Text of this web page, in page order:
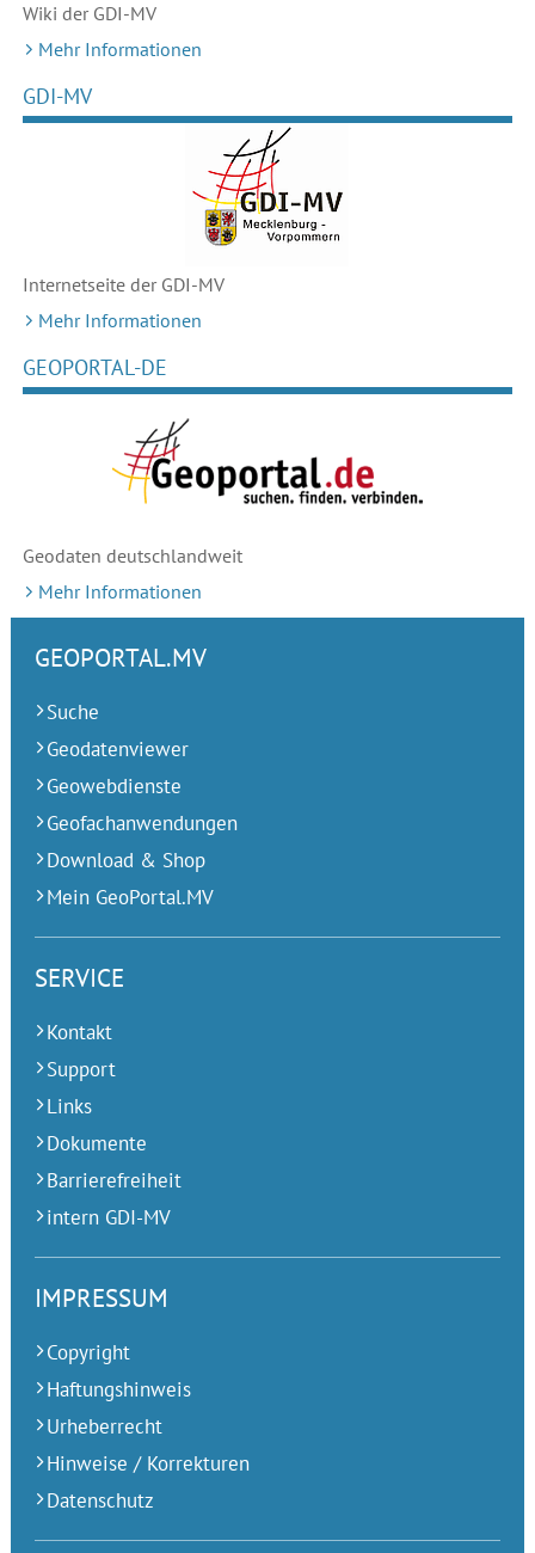
Wiki der GDI-MV
Mehr Informationen
GDI-MV
Internetseite der GDI-MV
Mehr Informationen
GEOPORTAL-DE
Geodaten deutschlandweit
Mehr Informationen
GEOPORTAL.MV
Suche
Geodatenviewer
Geowebdienste
Geofachanwendungen
Download & Shop
Mein GeoPortal.MV
SERVICE
Kontakt
Support
Links
Dokumente
Barrierefreiheit
intern GDI-MV
IMPRESSUM
Copyright
Haftungshinweis
Urheberrecht
Hinweise / Korrekturen
Datenschutz